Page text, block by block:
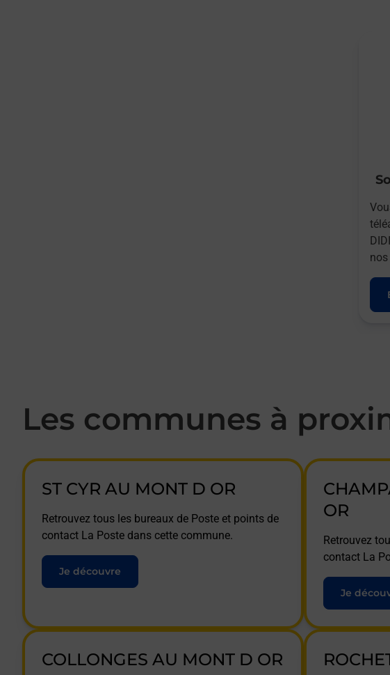
Les communes à
ST CYR AU MONT D OR
Retrouvez tous les bureaux de Poste et points de
contact La Poste dans cette commune.
Je découvre
OR
Retrouvez
contact La
Je
COLLONGES AU MONT D OR